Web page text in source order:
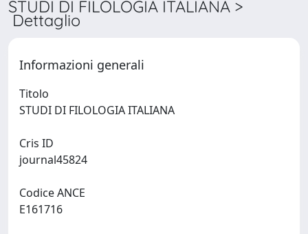
STUDI DI FILOLOGIA ITALIANA >
Dettaglio
Informazioni generali
Titolo
Cris ID
Codice ANCE